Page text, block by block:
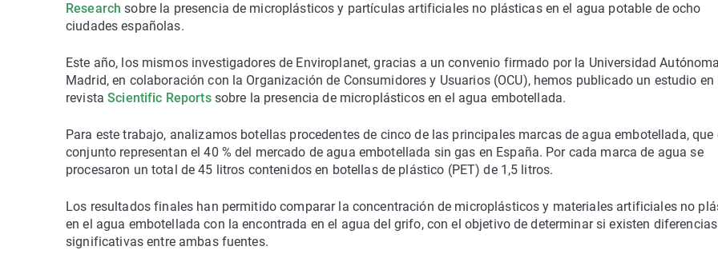
Research sobre la presencia de microplásticos y partículas artificiales no plásticas en el agua potable de ocho
ciudades españolas.
Este año, los mismos investigadores de Enviroplanet, gracias a un convenio firmado por la Universidad
Madrid, en colaboración con la Organización de Consumidores y Usuarios (OCU), hemos publicado un estudio en
revistaScientific Reportssobre la presencia de microplásticos en el agua embotellada.
Para este trabajo, analizamos botellas procedentes de cinco de las principales marcas de agua embotellada, que
conjunto representan el 40 % del mercado de agua embotellada sin gas en España. Por cada marca de agua se
procesaron un total de 45 litros contenidos en botellas de plástico (PET) de 1,5 litros.
Los resultados finales han permitido comparar la concentración de microplásticos y materiales artificiales no
en el agua embotellada con la encontrada en el agua del grifo, con el objetivo de determinar si existen diferencias
significativas entre ambas fuentes.